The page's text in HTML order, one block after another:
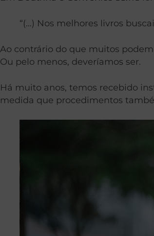
“(…) Nos melhores livros
Ao contrário do que muitos
Ou pelo menos, deveríamos ser.
Há muito anos, temos recebido
medida que procedimentos